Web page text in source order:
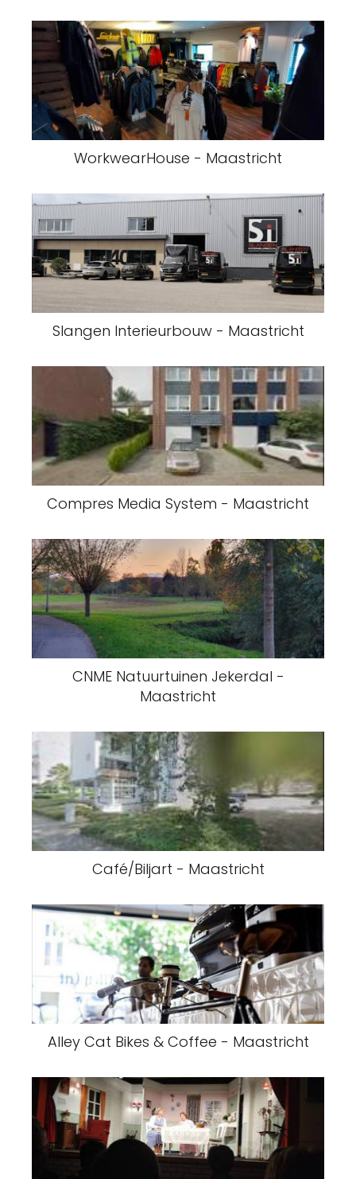
WorkwearHouse - Maastricht
Slangen Interieurbouw - Maastricht
Compres Media System - Maastricht
CNME Natuurtuinen Jekerdal -
Maastricht
Café/Biljart - Maastricht
Alley Cat Bikes & Coffee - Maastricht